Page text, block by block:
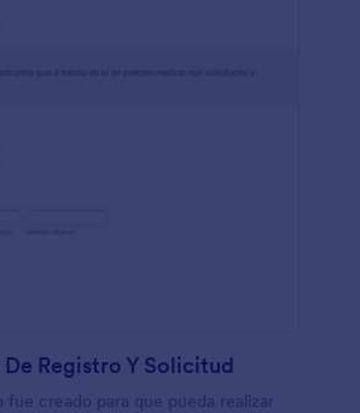
Registro Y Solicitud
fue creado para que pueda realizar